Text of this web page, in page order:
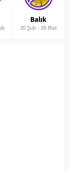
Balık
20 Şub - 20 Mar